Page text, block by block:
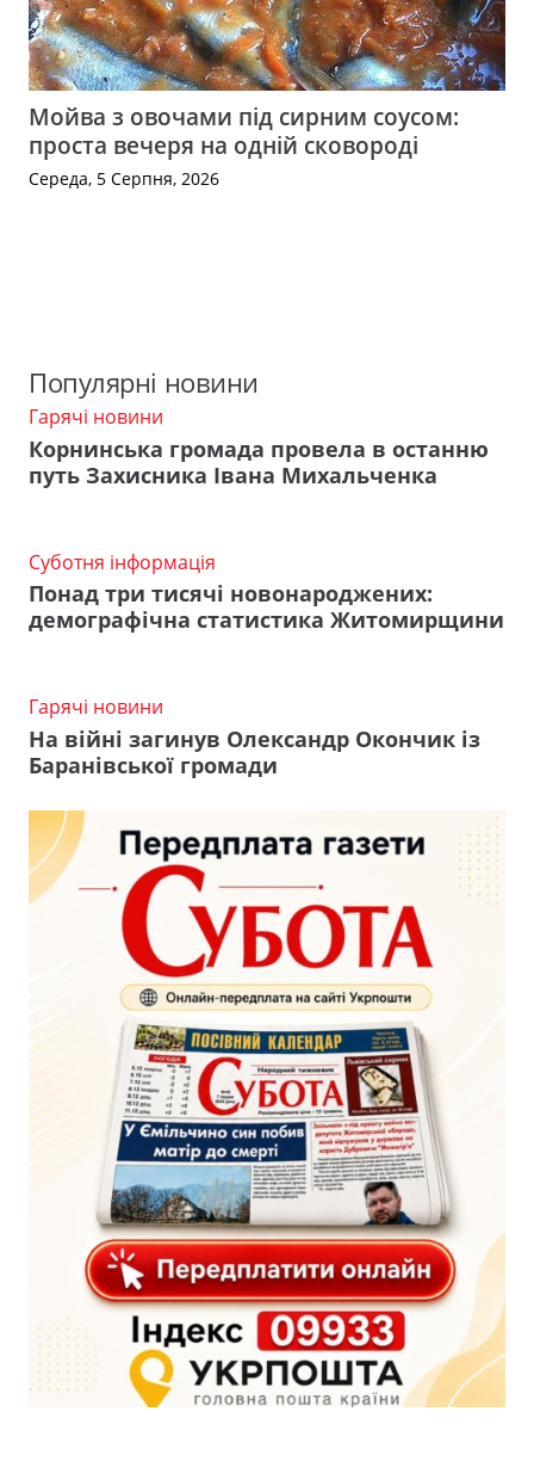
Мойва з овочами під сирним соусом:
проста вечеря на одній сковороді
Середа, 5 Серпня, 2026
Популярні новини
Гарячі новини
Корнинська громада провела в останню
путь Захисника Івана Михальченка
Суботня інформація
Понад три тисячі новонароджених:
демографічна статистика Житомирщини
Гарячі новини
На війні загинув Олександр Окончик із
Баранівської громади